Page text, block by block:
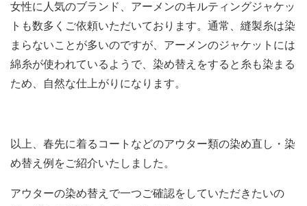
女性に人気のブランド、アーメンのキルティングジャケッ
トも数多くご依頼いただいております。通常、縫製糸は染
まらないことが多いのですが、アーメンのジャケットには
綿糸が使われているようで、染め替えをすると糸も染まる
ため、自然な仕上がりになります。
以上、春先に着るコートなどのアウター類の染め直し・染
め替え例をご紹介いたしました。
アウターの染め替えで一つご確認をしていただきたいの